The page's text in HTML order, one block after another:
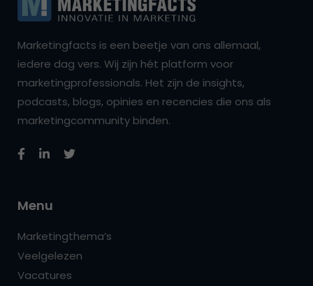
Marketingfacts is een beetje van ons allemaal,
iedere dag vers. Wij zijn hét platform voor
marketingprofessionals. Het zijn de insights,
podcasts, blogs, opinies en recencies die ons als
marketingcommunity binden.
Menu
Marketingthema’s
Veelgelezen
Vacatures